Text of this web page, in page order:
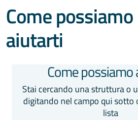
Come possiamo
aiutarti
Come
Stai cercando una struttura o
digitando nel campo qui sotto
lista